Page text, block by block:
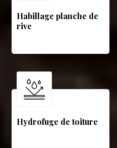
Habillage planche de
rive
Hydrofuge de toiture